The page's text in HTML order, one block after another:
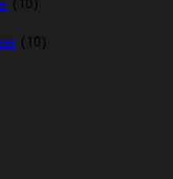
(10)
(10)